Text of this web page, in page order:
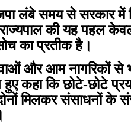
लंबे समय से सरकार में
राज्यपाल की यह पहल
का प्रतीक है।
और आम नागरिकों से
कहा कि छोटे-छोटे
मिलकर संसाधनों के